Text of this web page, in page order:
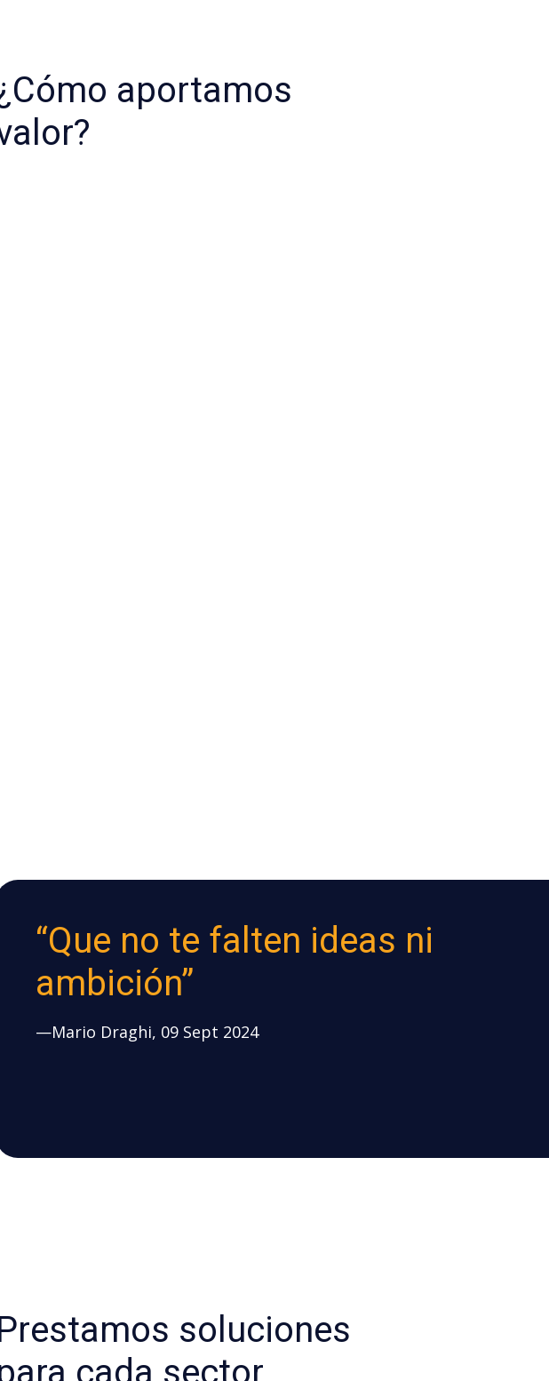
aportamos
“Que no te falten ideas ni
ambición”
—Mario Draghi, 09 Sept 2024
soluciones
cada sector